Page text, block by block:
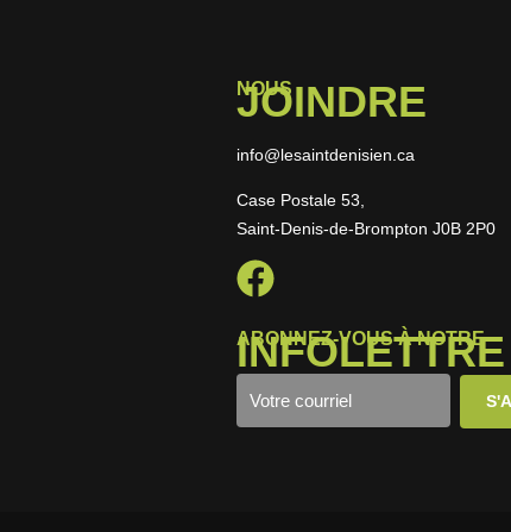
NOUS
JOINDRE
info@lesaintdenisien.ca
Case Postale 53,
Saint-Denis-de-Brompton J0B 2P0
ABONNEZ-VOUS À NOTRE
INFOLETTRE